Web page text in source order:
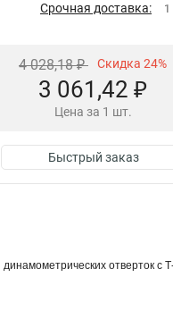
Срочная доставка: 1
4 028,18 ₽ Скидка 24%
3 061,42 ₽
Цена за 1 шт.
Быстрый заказ
отверток с